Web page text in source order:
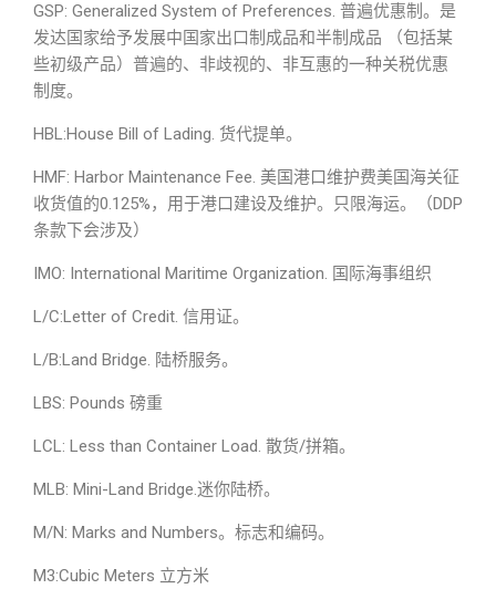
GSP: Generalized System of Preferences. 普遍优惠制。是
发达国家给予发展中国家出口制成品和半制成品 （包括某
些初级产品）普遍的、非歧视的、非互惠的一种关税优惠
制度。
HBL:House Bill of Lading. 货代提单。
HMF: Harbor Maintenance Fee. 美国港口维护费美国海关征
收货值的0.125%，用于港口建设及维护。只限海运。（DDP
条款下会涉及）
IMO: International Maritime Organization. 国际海事组织
L/C:Letter of Credit. 信用证。
L/B:Land Bridge. 陆桥服务。
LBS: Pounds 磅重
LCL: Less than Container Load. 散货/拼箱。
MLB: Mini-Land Bridge.迷你陆桥。
M/N: Marks and Numbers。标志和编码。
M3:Cubic Meters 立方米